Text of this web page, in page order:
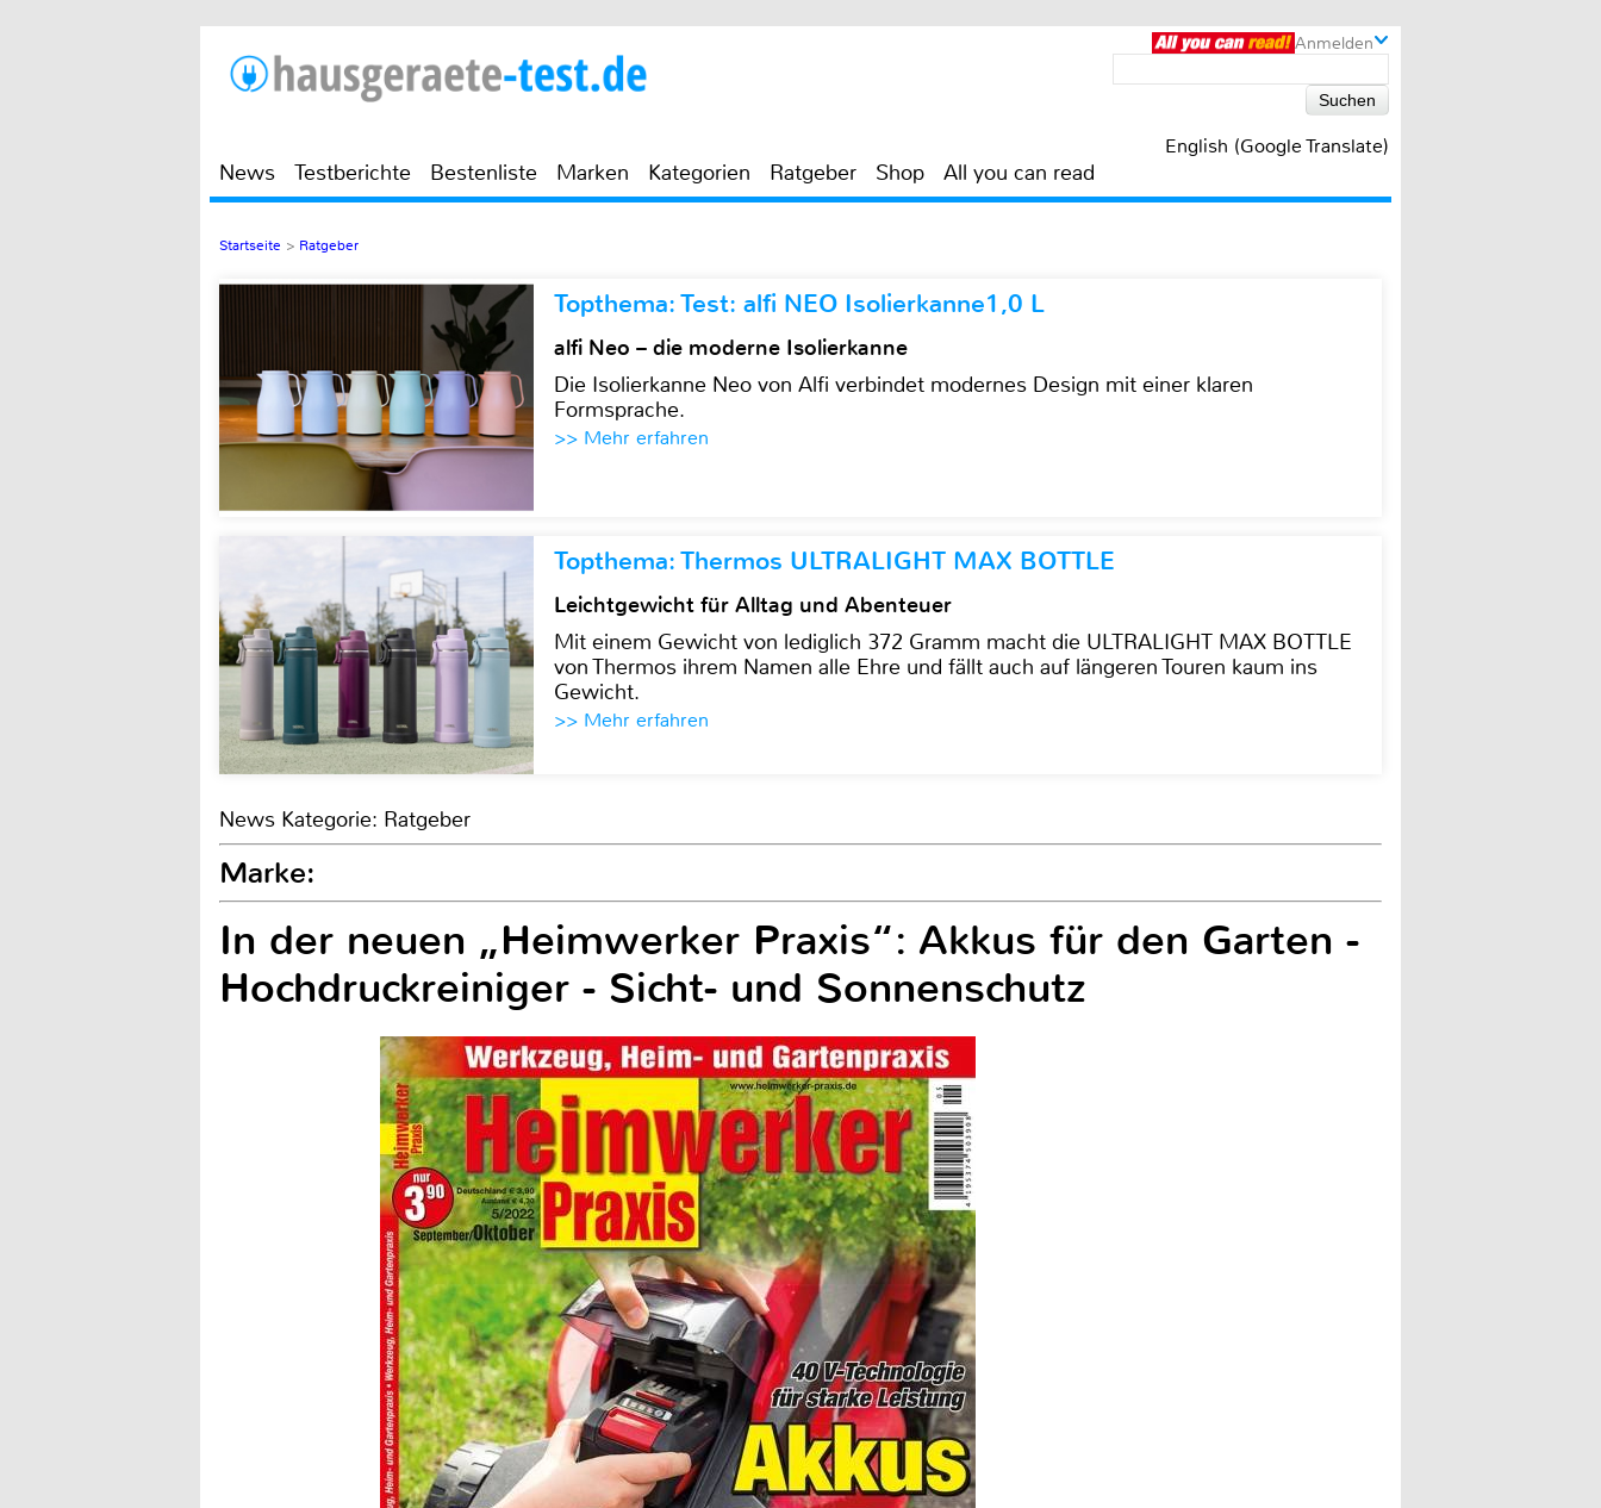
Anmelden
English (Google Translate)
News Testberichte Bestenliste Marken Kategorien Ratgeber Shop All you can read
Startseite > Ratgeber
Topthema: Test: alfi NEO Isolierkanne1,0 L
alfi Neo – die moderne Isolierkanne
Die Isolierkanne Neo von Alfi verbindet modernes Design mit einer klaren
Formsprache.
>> Mehr erfahren
Topthema: Thermos ULTRALIGHT MAX BOTTLE
Leichtgewicht für Alltag und Abenteuer
Mit einem Gewicht von lediglich 372 Gramm macht die ULTRALIGHT MAX BOTTLE
von Thermos ihrem Namen alle Ehre und fällt auch auf längeren Touren kaum ins
Gewicht.
>> Mehr erfahren
News Kategorie: Ratgeber
Marke:
In der neuen „Heimwerker Praxis“: Akkus für den Garten -
Hochdruckreiniger - Sicht- und Sonnenschutz